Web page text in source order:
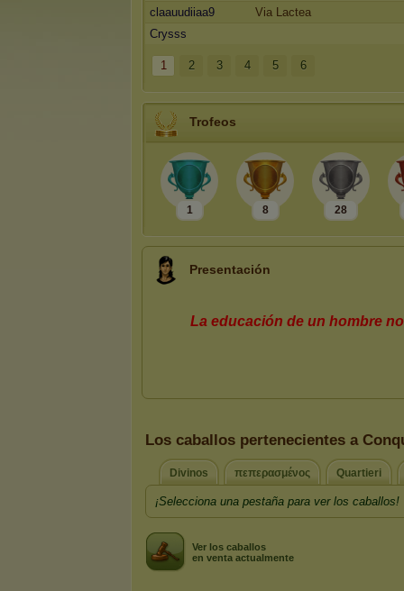
claauudiiaa9
Via Lactea
Crysss
1 2 3 4 5 6
Trofeos
1 8 28
Presentación
Los caballos pertenecientes a
Divinos πεπερασμένος Quartieri
¡Selecciona una pestaña para ver los caballos!
Ver los caballos
en venta actualmente